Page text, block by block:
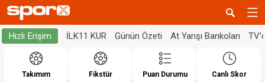
Hızlı Erişim İLK11 KUR Günün Özeti At Yarışı Bankoları
Takımım Fikstür Puan Durumu Canlı Skor